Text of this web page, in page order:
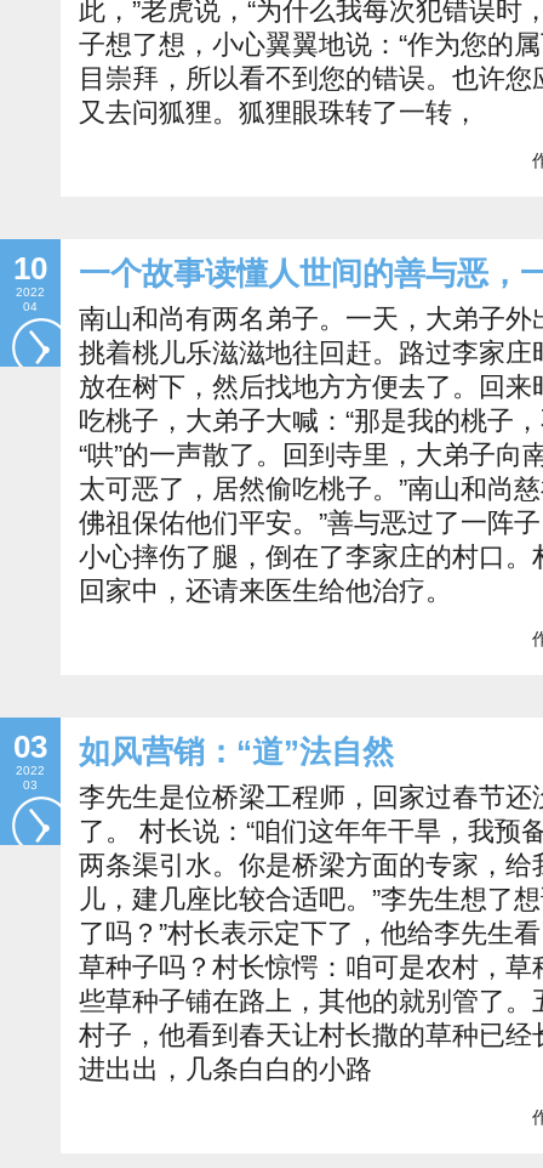
此，”老虎说，“为什么我每次犯错误时
子想了想，小心翼翼地说：“作为您的
目崇拜，所以看不到您的错误。也许您
又去问狐狸。狐狸眼珠转了一转，
10
2022
04
一个故事读懂人世间的善与恶，
南山和尚有两名弟子。一天，大弟子
挑着桃儿乐滋滋地往回赶。路过李家
放在树下，然后找地方方便去了。回
吃桃子，大弟子大喊：“那是我的桃子
“哄”的一声散了。回到寺里，大弟子向
太可恶了，居然偷吃桃子。”南山和尚
佛祖保佑他们平安。”善与恶过了一阵
小心摔伤了腿，倒在了李家庄的村口
回家中，还请来医生给他治疗。
03
2022
03
如风营销：“道”法自然
李先生是位桥梁工程师，回家过春节
了。 村长说：“咱们这年年干旱，我预
两条渠引水。你是桥梁方面的专家，
儿，建几座比较合适吧。”李先生想了
了吗？”村长表示定下了，他给李先生
草种子吗？村长惊愕：咱可是农村，
些草种子铺在路上，其他的就别管了
村子，他看到春天让村长撒的草种已经
进出出，几条白白的小路